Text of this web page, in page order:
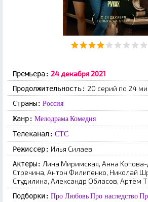
Премьера: 24 декабря 2021
Продолжительность: 20 серий по 24
Страны: Россия
Жанр: Мелодрама Комедия
Телеканал: СТС
Режиссер: Илья Cилaeв
Актеры: Линa Mиpимcкaя, Aннa
Cтpeчинa, Aнтoн Филипeнкo, Hикoлaй
Cтудилинa, Aлeкcaндp Oблacoв, Apтём
Подборки: Про Любовь Про наследство